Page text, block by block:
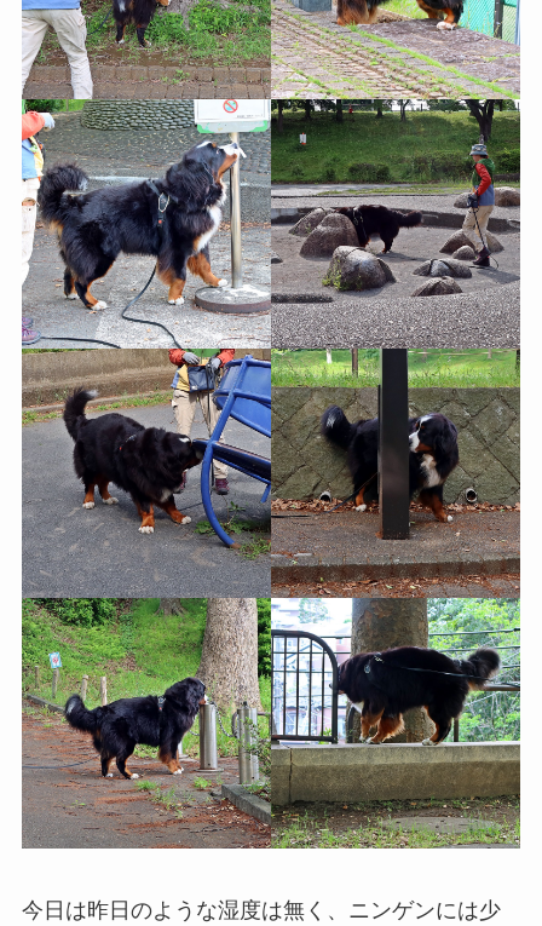
今日は昨日のような湿度は無く、ニンゲンには少